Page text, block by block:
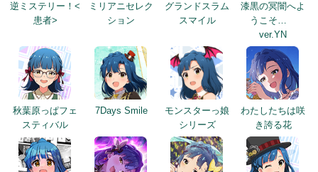
逆ミステリー！<
患者>
ミリアニセレク
ション
グランドスラム
スマイル
漆黒の冥闇へよ
うこそ…
ver.YN
秋葉原っぱフェ
スティバル
7Days Smile
モンスターっ娘
シリーズ
わたしたちは咲
き誇る花